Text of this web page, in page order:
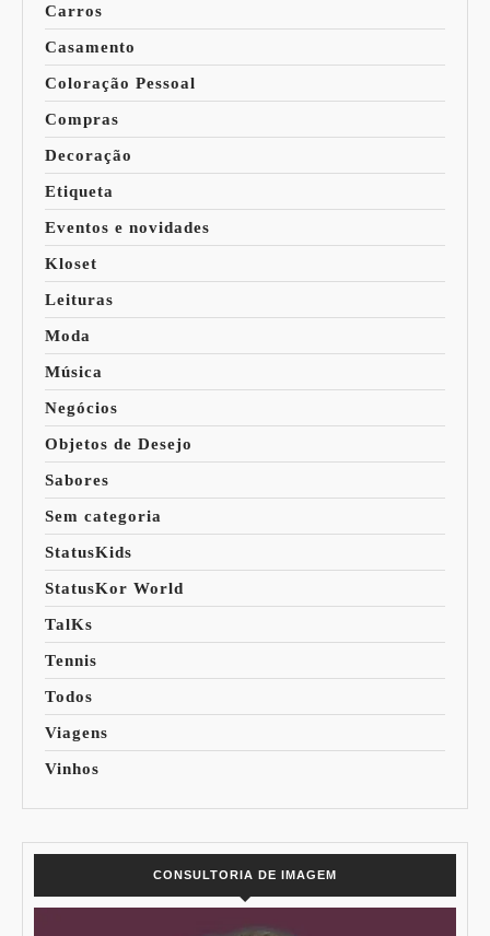
Carros
Casamento
Coloração Pessoal
Compras
Decoração
Etiqueta
Eventos e novidades
Kloset
Leituras
Moda
Música
Negócios
Objetos de Desejo
Sabores
Sem categoria
StatusKids
StatusKor World
TalKs
Tennis
Todos
Viagens
Vinhos
CONSULTORIA DE IMAGEM